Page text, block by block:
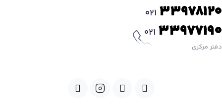
021 33978120
021 33977190
دفتر مرکزی